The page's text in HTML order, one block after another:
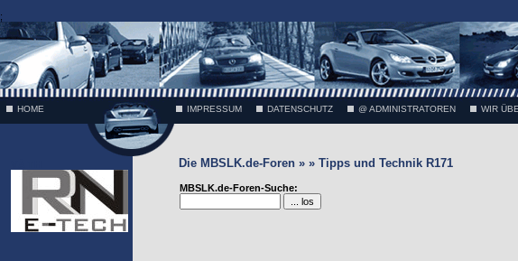
;
HOME IMPRESSUM DATENSCHUTZ @ ADMINISTRATOREN WIR
Die MBSLK.de-Foren » » Tipps und Technik R171
MBSLK.de-Foren-Suche: